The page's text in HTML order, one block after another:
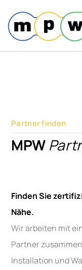
Partner finden
MPW
Finden Sie
Nähe.
Wir arbeiten mit
Partner
Installation und